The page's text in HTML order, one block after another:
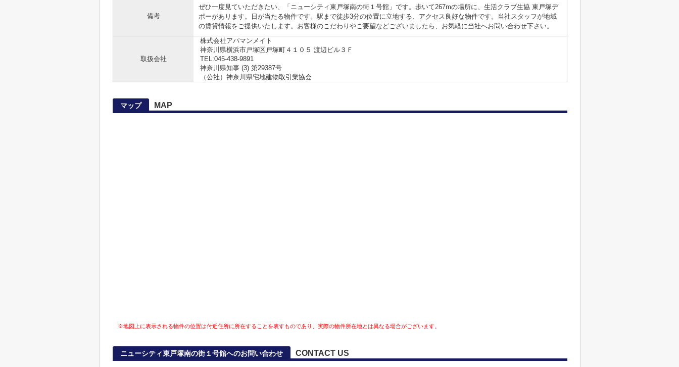
備考
ぜひ一度見ていただきたい、「ニューシティ東戸塚南の街１号館」です。歩いて267mの場所に、生活クラブ生協 東戸塚デ
ポーがあります。日が当たる物件です。駅まで徒歩3分の位置に立地する、アクセス良好な物件です。当社スタッフが地域
の賃貸情報をご提供いたします。お客様のこだわりやご要望などございましたら、お気軽に当社へお問い合わせ下さい。
取扱会社
株式会社アパマンメイト
神奈川県横浜市戸塚区戸塚町４１０５ 渡辺ビル３Ｆ
TEL:045-438-9891
神奈川県知事 (3) 第29387号
（公社）神奈川県宅地建物取引業協会
マップ MAP
※地図上に表示される物件の位置は付近住所に所在することを表すものであり、実際の物件所在地とは異なる場合がございます。
ニューシティ東戸塚南の街１号館へのお問い合わせ CONTACT US